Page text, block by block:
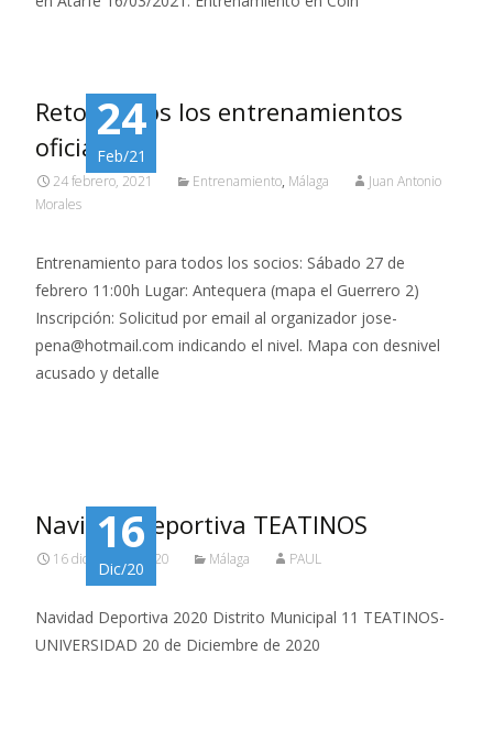
24
Feb/21
Retomamos los entrenamientos
oficiales
24 febrero, 2021 Entrenamiento, Málaga
Juan Antonio
Morales
Entrenamiento para todos los socios: Sábado 27 de
febrero 11:00h Lugar: Antequera (mapa el Guerrero 2)
Inscripción: Solicitud por email al organizador jose-
pena@hotmail.com indicando el nivel. Mapa con desnivel
acusado y detalle
16
Dic/20
Navidad Deportiva TEATINOS
16 diciembre, 2020 Málaga PAUL
Navidad Deportiva 2020 Distrito Municipal 11 TEATINOS-
UNIVERSIDAD 20 de Diciembre de 2020